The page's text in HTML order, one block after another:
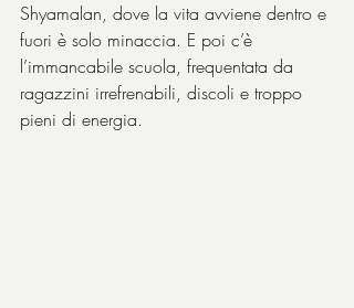
Shyamalan, dove la vita avviene dentro e
fuori è solo minaccia. E poi c’è
l’immancabile scuola, frequentata da
ragazzini irrefrenabili, discoli e troppo
pieni di energia.